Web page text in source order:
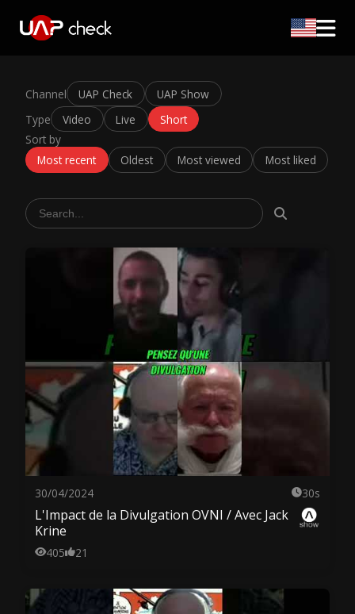
Channel UAP Check
UAP Show
Type
Video Live
Short
Sort by
Most recent
Oldest Most viewed Most liked
30/04/2024 30s
L'Impact de la Divulgation OVNI / Avec Jack
Krine
405 21